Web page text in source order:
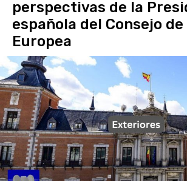
perspectivas de la
española del Consejo
Europea